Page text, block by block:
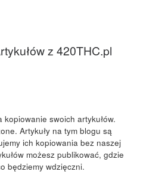
z 420THC.pl
swoich artykułów.
Artykuły na tym blogu są
ich kopiowania bez naszej
możesz publikować, gdzie
będziemy wdzięczni.